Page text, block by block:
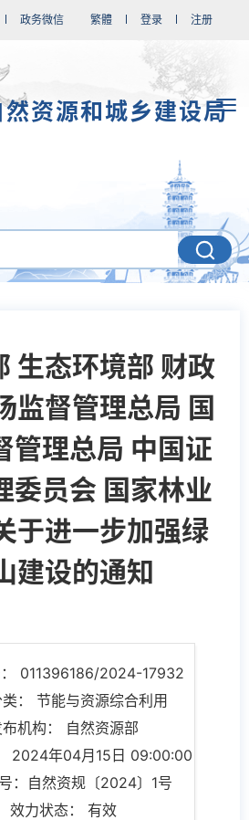
政务微信 繁體 登录 注册
资源和城乡建设局
生态环境部 财政
监督管理总局 国
管理总局 中国证
委员会 国家林业
于进一步加强绿
建设的通知
011396186/2024-17932
： 节能与资源综合利用
布机构： 自然资源部
2024年04月15日 09:00:00
自然资规〔2024〕1号
效力状态： 有效